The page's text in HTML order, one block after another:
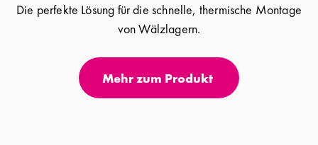
Die perfekte Lösung für die schnelle, thermische Montage
von Wälzlagern.
Mehr zum Produkt